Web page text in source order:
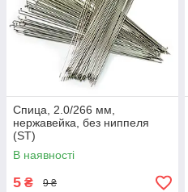
Спица, 2.0/266 мм,
нержавейка, без ниппеля
(ST)
В наявності
5 ₴ 9 ₴